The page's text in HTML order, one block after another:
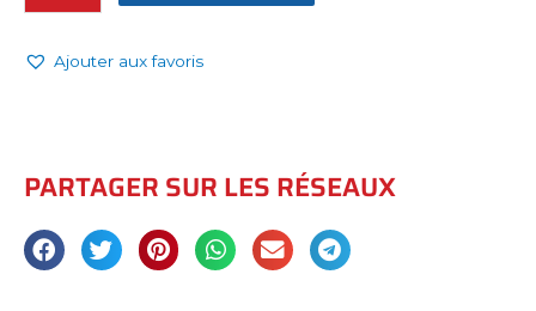
Ajouter aux favoris
PARTAGER SUR LES RÉSEAUX